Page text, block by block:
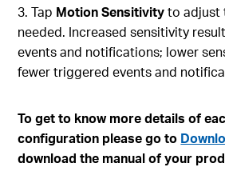
3. Tap Motion Sensitivityto adjust
needed. Increased sensitivity
events and notifications; lower
fewer triggered events and
To get to know more details of
configuration please go to
download the manual of your